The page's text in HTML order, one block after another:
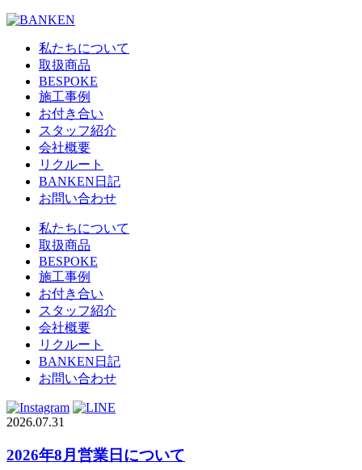
私たちについて
取扱商品
BESPOKE
施工事例
お付き合い
スタッフ紹介
会社概要
リクルート
BANKEN日記
お問い合わせ
私たちについて
取扱商品
BESPOKE
施工事例
お付き合い
スタッフ紹介
会社概要
リクルート
BANKEN日記
お問い合わせ
2026.07.31
2026年8月営業日について